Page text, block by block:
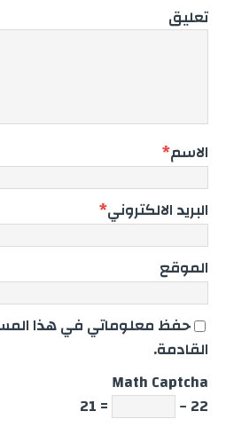
تعليق
الاسم*
البريد الالكتروني*
الموقع
حفظ معلوماتي في هذا
القادمة.
Math Captcha
22 −
= 21